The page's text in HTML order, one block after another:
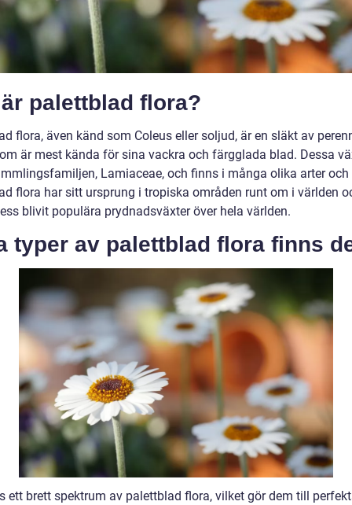
palettblad flora?
flora, även känd som Coleus eller soljud, är en släkt av
är mest kända för sina vackra och färgglada blad. Dessa
Lamiaceae, och finns i många olika arter och
flora har sitt ursprung i tropiska områden runt om i världen
blivit populära prydnadsväxter över hela världen.
typer av palettblad flora finns
ett brett spektrum av palettblad flora, vilket gör dem till